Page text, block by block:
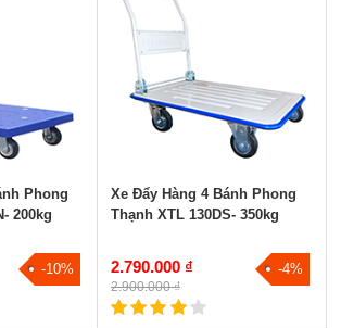
Phong
200kg
-10%
Xe Đẩy Hàng 4 Bánh Phong
Thạnh XTL 130DS- 350kg
2.790.000 ₫
2.900.000 ₫
-4%